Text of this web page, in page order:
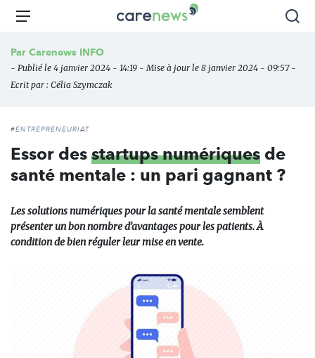
Aller
principal
Carenews,
des
Menu
Par Carenews INFO
- Publié le 4 janvier 2024 - 14:19 - Mise à jour le 8 janvier 2024 - 09:57 -
Ecrit par : Célia Szymczak
#ENTREPRENEURIAT
Essor des startups numériques de
santé mentale : un pari gagnant ?
Les solutions numériques pour la santé mentale semblent
présenter un bon nombre d’avantages pour les patients. À
condition de bien réguler leur mise en vente.